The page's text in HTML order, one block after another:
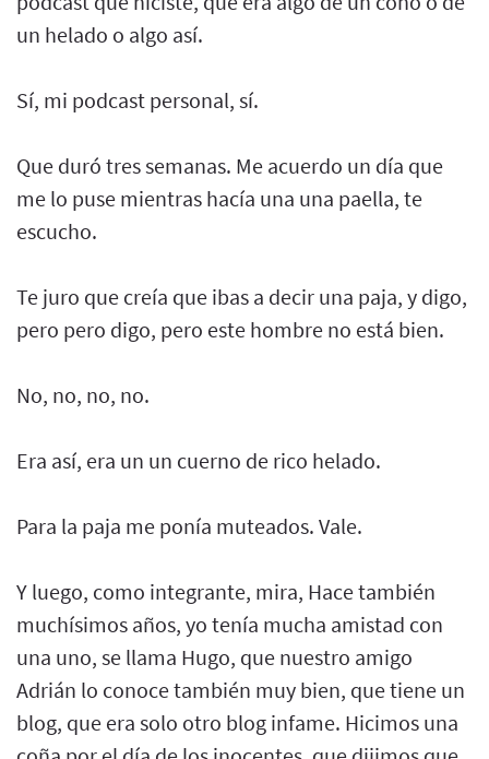
un helado o algo así.
Sí, mi podcast personal, sí.
Que duró tres semanas. Me acuerdo un día que
me lo puse mientras hacía una una paella, te
escucho.
Te juro que creía que ibas a decir una paja, y digo,
pero pero digo, pero este hombre no está bien.
No, no, no, no.
Era así, era un un cuerno de rico helado.
Para la paja me ponía muteados. Vale.
Y luego, como integrante, mira, Hace también
muchísimos años, yo tenía mucha amistad con
una uno, se llama Hugo, que nuestro amigo
Adrián lo conoce también muy bien, que tiene un
blog, que era solo otro blog infame. Hicimos una